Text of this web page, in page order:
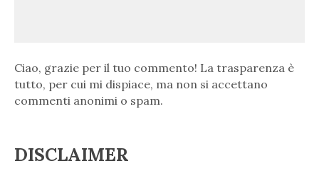
Ciao, grazie per il tuo commento! La trasparenza è
tutto, per cui mi dispiace, ma non si accettano
commenti anonimi o spam.
DISCLAIMER